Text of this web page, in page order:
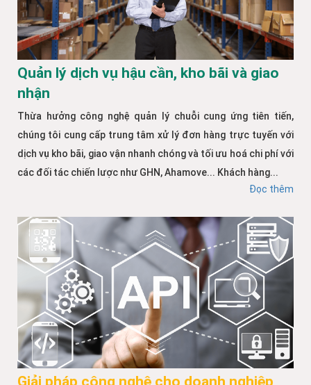
Quản lý dịch vụ hậu cần, kho bãi và giao
nhận
Thừa hưởng công nghệ quản lý chuỗi cung ứng tiên tiến,
chúng tôi cung cấp trung tâm xử lý đơn hàng trực tuyến với
dịch vụ kho bãi, giao vận nhanh chóng và tối ưu hoá chi phí với
các đối tác chiến lược như GHN, Ahamove... Khách hàng...
Đọc thêm
Giải pháp công nghệ cho doanh nghiệp